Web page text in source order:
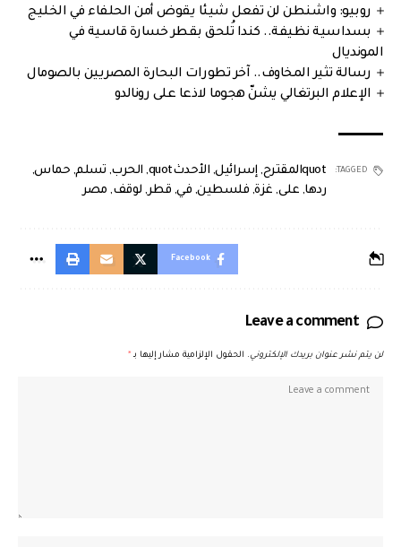
روبيو: واشنطن لن تفعل شيئا يقوض أمن الحلفاء في الخليج
بسداسية نظيفة.. كندا تُلحق بقطر خسارة قاسية في
المونديال
رسالة تثير المخاوف.. آخر تطورات البحارة المصريين بالصومال
الإعلام البرتغالي يشنّ هجوما لاذعا على رونالدو
TAGGED: quotالمقترح , إسرائيل, الأحدثquot , الحرب, تسلم, حماس,
ردها, على, غزة, فلسطين, في, قطر , لوقف, مصر
Facebook
Leave a comment
لن يتم نشر عنوان بريدك الإلكتروني. الحقول الإلزامية مشار إليها بـ *